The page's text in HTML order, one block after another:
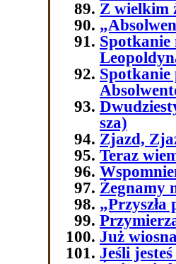
Z wielkim
Spotkanie
Spotkanie
sza)
Zjazd,
Teraz
Żegnamy
„Przyszła
Już
Jeśli